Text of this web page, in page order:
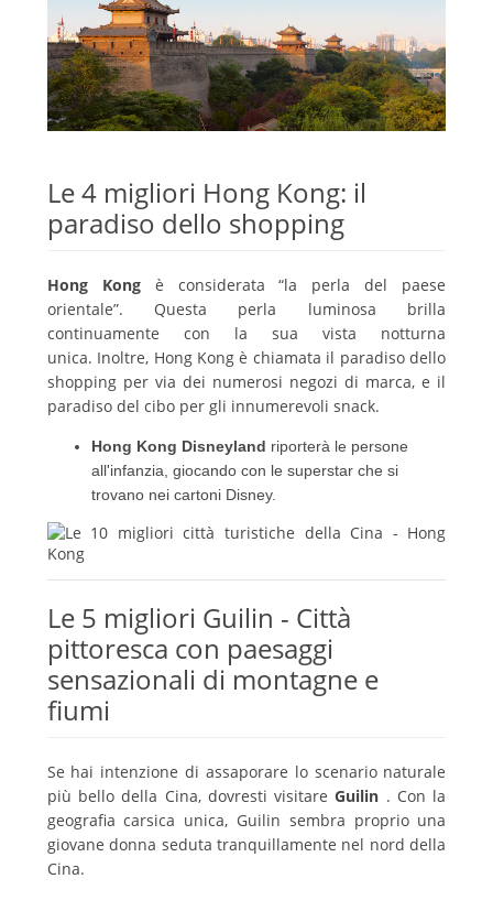
Le 4 migliori Hong Kong: il
paradiso dello shopping
Hong Kong
è considerata “la perla del paese
orientale”. Questa perla luminosa brilla
continuamente con la sua vista notturna
unica. Inoltre, Hong Kong è chiamata il paradiso dello
shopping per via dei numerosi negozi di marca, e il
paradiso del cibo per gli innumerevoli snack.
Hong Kong Disneyland riporterà le persone
all'infanzia, giocando con le superstar che si
trovano nei cartoni Disney.
Le 5 migliori Guilin - Città
pittoresca con paesaggi
sensazionali di montagne e
fiumi
Se hai intenzione di assaporare lo scenario naturale
più bello della Cina, dovresti visitareGuilin . Con la
geografia carsica unica, Guilin sembra proprio una
giovane donna seduta tranquillamente nel nord della
Cina.